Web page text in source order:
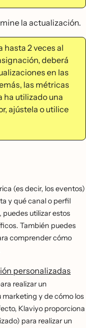
la actualización.
2 veces al
deberá
en las
las métricas
ha utilizado una
ajústela o utilice
(es decir, los eventos)
y qué canal o perfil
utilizar estos
También puedes
comprender cómo
personalizadas
realizar un
y de cómo los
Klaviyo proporciona
para realizar un